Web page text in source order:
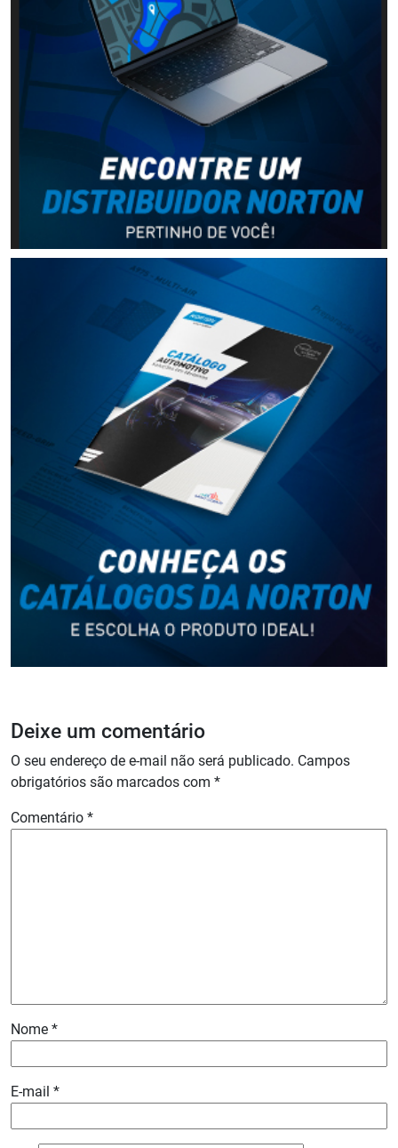
Deixe um comentário
O seu endereço de e-mail não será publicado. Campos
obrigatórios são marcados com *
Comentário *
Nome *
E-mail *